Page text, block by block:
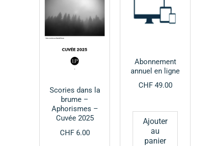
Scories dans la
brume –
Aphorismes –
Cuvée 2025
CHF6.00
Abonnement
annuel en ligne
CHF49.00
Ajouter
au
panier